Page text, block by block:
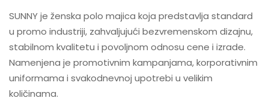
SUNNY je ženska polo majica koja predstavlja standard
u promo industriji, zahvaljujući bezvremenskom dizajnu,
stabilnom kvalitetu i povoljnom odnosu cene i izrade.
Namenjena je promotivnim kampanjama, korporativnim
uniformama i svakodnevnoj upotrebi u velikim
količinama.